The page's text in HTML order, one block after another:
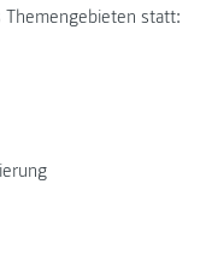
Themengebieten statt: